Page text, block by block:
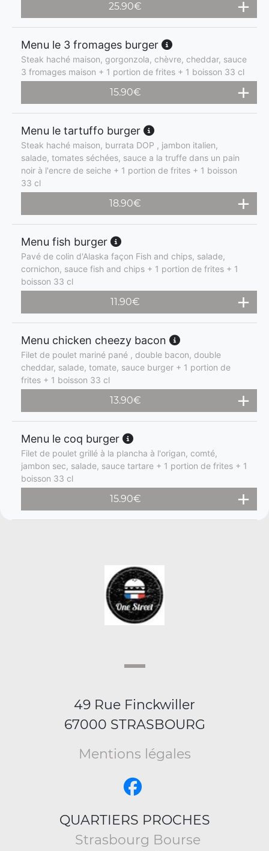
25.90€
Menu le 3 fromages burger
Steak haché maison, gorgonzola, chèvre, cheddar, sauce
3 fromages maison + 1 portion de frites + 1 boisson 33 cl
15.90€
Menu le tartuffo burger
Steak haché maison, burrata DOP , jambon italien,
salade, tomates séchées, sauce a la truffe dans un pain
noir à l'encre de seiche + 1 portion de frites + 1 boisson
33 cl
18.90€
Menu fish burger
Pavé de colin d'Alaska façon Fish and chips, salade,
cornichon, sauce fish and chips + 1 portion de frites + 1
boisson 33 cl
11.90€
Menu chicken cheezy bacon
Filet de poulet mariné pané , double bacon, double
cheddar, salade, tomate, sauce burger + 1 portion de
frites + 1 boisson 33 cl
13.90€
Menu le coq burger
Filet de poulet grillé à la plancha à l'origan, comté,
jambon sec, salade, sauce tartare + 1 portion de frites + 1
boisson 33 cl
15.90€
49 Rue Finckwiller
67000 STRASBOURG
Mentions légales
QUARTIERS PROCHES
Strasbourg Bourse